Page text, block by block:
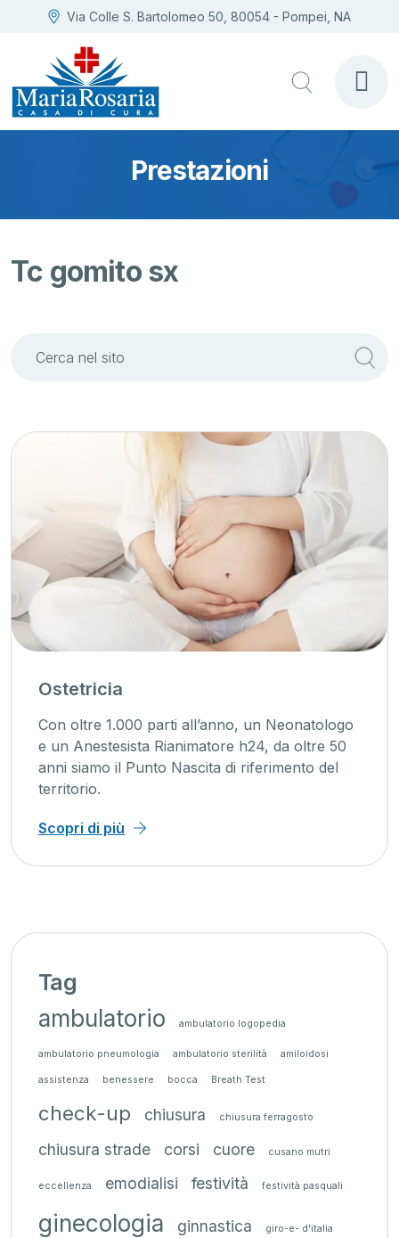
Via Colle S. Bartolomeo 50, 80054 - Pompei, NA
Prestazioni
Tc gomito sx
Ostetricia
Con oltre 1.000 parti all’anno, un Neonatologo
e un Anestesista Rianimatore h24, da oltre 50
anni siamo il Punto Nascita di riferimento del
territorio.
Scopri di più
Tag
ambulatorio ambulatorio logopedia
ambulatorio pneumologia ambulatorio sterilità amiloidosi
assistenza benessere bocca Breath Test
check-up chiusura chiusura ferragosto
chiusura strade corsi cuore cusano mutri
eccellenza emodialisi festività festività pasquali
ginecologia ginnastica giro-e- d'italia